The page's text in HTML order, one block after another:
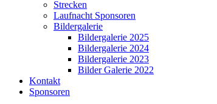
Strecken
Laufnacht Sponsoren
Bildergalerie
Bildergalerie 2025
Bildergalerie 2024
Bildergalerie 2023
Bilder Galerie 2022
Kontakt
Sponsoren